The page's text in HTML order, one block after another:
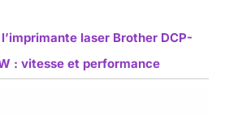
laser Brother DCP-
: vitesse et performance